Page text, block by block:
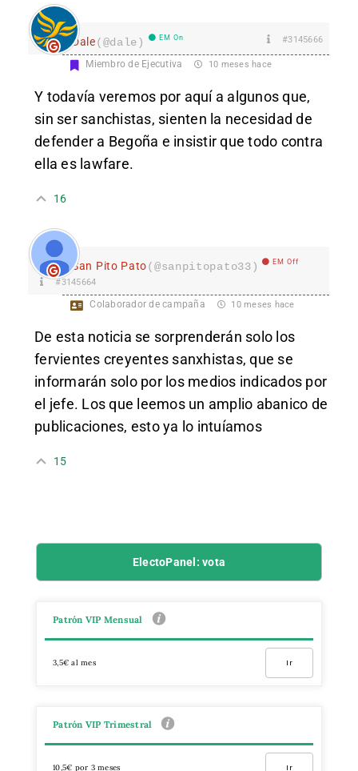
Dale(@dale) EM On #3145666
Miembro de Ejecutiva 10 meses hace
Y todavía veremos por aquí a algunos que,
sin ser sanchistas, sienten la necesidad de
defender a Begoña e insistir que todo contra
ella es lawfare.
16
San Pito Pato(@sanpitopato33) EM Off
#3145664
Colaborador de campaña 10 meses hace
De esta noticia se sorprenderán solo los
fervientes creyentes sanxhistas, que se
informarán solo por los medios indicados por
el jefe. Los que leemos un amplio abanico de
publicaciones, esto ya lo intuíamos
15
ElectoPanel: vota
Patrón VIP Mensual
3,5€ al mes Ir
Patrón VIP Trimestral
10,5€ por 3 meses Ir